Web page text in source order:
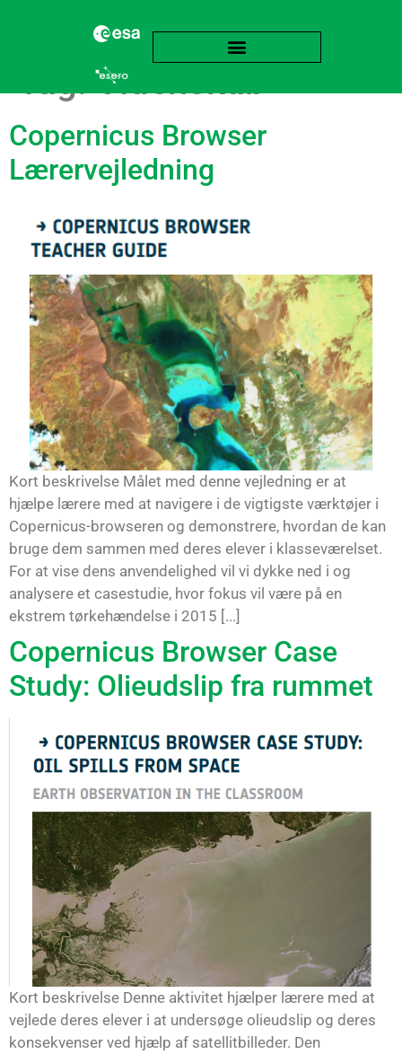
Tag:Videnskab
Copernicus Browser
Lærervejledning
Kort beskrivelse Målet med denne vejledning er at
hjælpe lærere med at navigere i de vigtigste værktøjer i
Copernicus-browseren og demonstrere, hvordan de kan
bruge dem sammen med deres elever i klasseværelset.
For at vise dens anvendelighed vil vi dykke ned i og
analysere et casestudie, hvor fokus vil være på en
ekstrem tørkehændelse i 2015 [...]
Copernicus Browser Case
Study: Olieudslip fra rummet
Kort beskrivelse Denne aktivitet hjælper lærere med at
vejlede deres elever i at undersøge olieudslip og deres
konsekvenser ved hjælp af satellitbilleder. Den